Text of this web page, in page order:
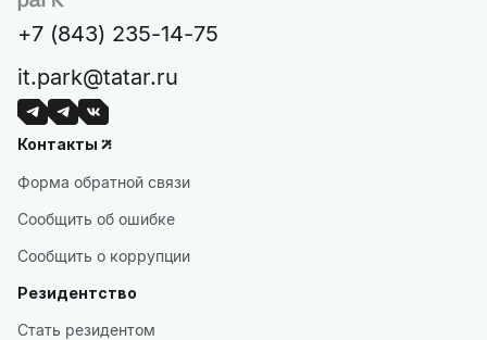
+7 (843) 235-14-75
it.park@tatar.ru
Контакты
Форма обратной связи
Сообщить об ошибке
Сообщить о коррупции
Резидентство
Стать резидентом